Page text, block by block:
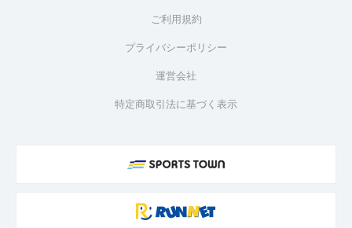
ご利用規約
プライバシーポリシー
運営会社
特定商取引法に基づく表示